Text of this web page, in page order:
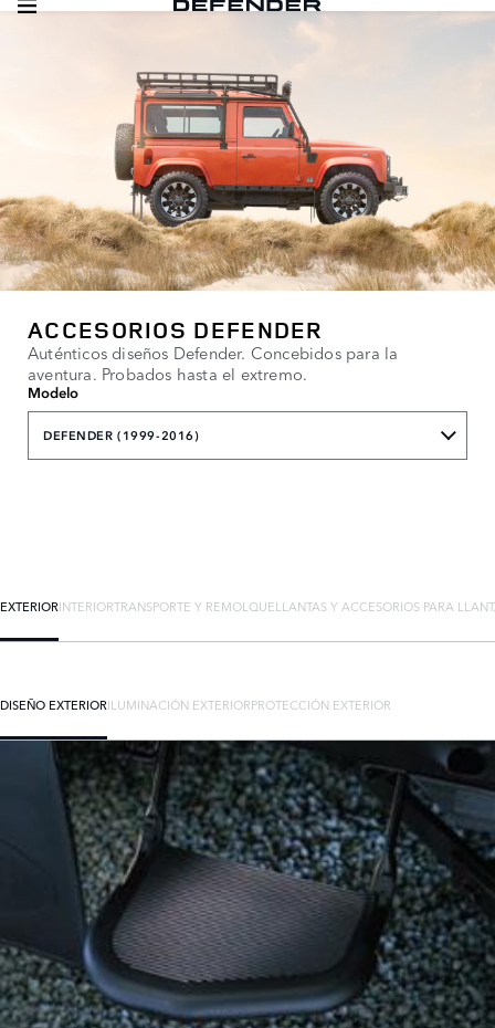
ACCESORIOS DEFENDER
Auténticos diseños Defender. Concebidos para la
aventura. Probados hasta el extremo.
Modelo
DEFENDER (1999-2016)
EXTERIORINTERIORTRANSPORTE Y REMOLQUELLANTAS Y ACCESORIOS PARA
DISEÑO EXTERIORILUMINACIÓN EXTERIORPROTECCIÓN EXTERIOR